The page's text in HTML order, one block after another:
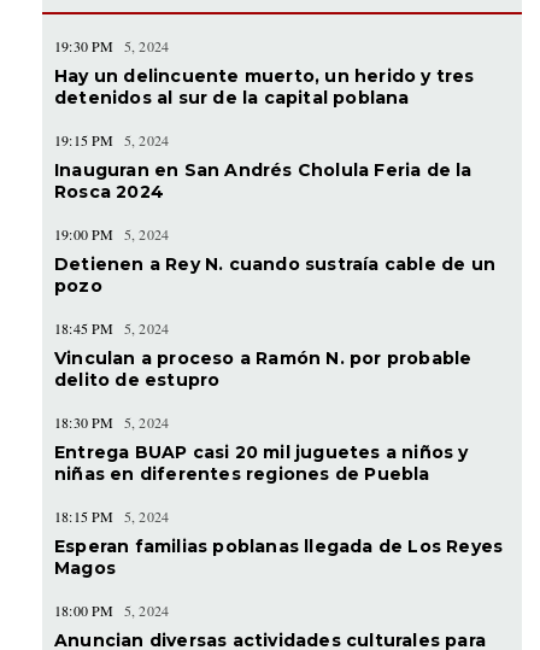
19:30 PM 5, 2024
Hay un delincuente muerto, un herido y tres
detenidos al sur de la capital poblana
19:15 PM 5, 2024
Inauguran en San Andrés Cholula Feria de la
Rosca 2024
19:00 PM 5, 2024
Detienen a Rey N. cuando sustraía cable de un
pozo
18:45 PM 5, 2024
Vinculan a proceso a Ramón N. por probable
delito de estupro
18:30 PM 5, 2024
Entrega BUAP casi 20 mil juguetes a niños y
niñas en diferentes regiones de Puebla
18:15 PM 5, 2024
Esperan familias poblanas llegada de Los Reyes
Magos
18:00 PM 5, 2024
Anuncian diversas actividades culturales para